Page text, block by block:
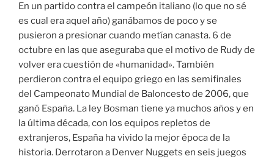
En un partido contra el campeón italiano (lo que no sé
es cual era aquel año) ganábamos de poco y se
pusieron a presionar cuando metían canasta. 6 de
octubre en las que aseguraba que el motivo de Rudy de
volver era cuestión de «humanidad». También
perdieron contra el equipo griego en las semifinales
del Campeonato Mundial de Baloncesto de 2006, que
ganó España. La ley Bosman tiene ya muchos años y en
la última década, con los equipos repletos de
extranjeros, España ha vivido la mejor época de la
historia. Derrotaron a Denver Nuggets en seis juegos